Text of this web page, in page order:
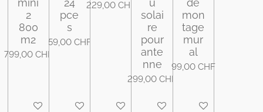
mini
2
800
m2
799,00 CHF
Ajouter au panier
24
pce
s
59,00 CHF
Ajouter au panier
229,00 CHF
Ajouter au panier
u
solai
re
pour
ante
nne
299,00 CHF
Ajouter au panier
de
mon
tage
mur
al
99,00 CHF
Ajouter au panier